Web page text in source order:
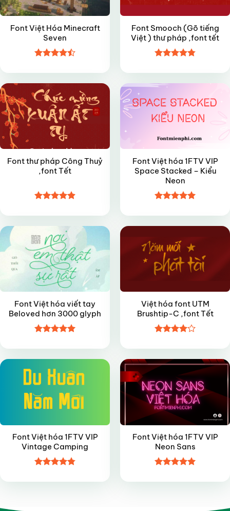
Font Việt Hóa Minecraft
Seven
hạng4.5
5 sao
Font Smooch (Gõ tiếng
Việt ) thư pháp ,font tết
hạng4.85
sao
Font thư pháp Công Thuỷ
,font Tết
hạng4.95
Font Việt hóa 1FTV VIP
Space Stacked – Kiểu
Neon
hạng55
sao
Font Việt hóa viết tay
Beloved hơn 3000 glyph
hạng55
sao
Việt hóa font UTM
Brushtip-C ,font Tết
xếp hạng
45 sao
Font Việt hóa 1FTV VIP
Vintage Camping
hạng4.85
Font Việt hóa 1FTV VIP
Neon Sans
hạng55